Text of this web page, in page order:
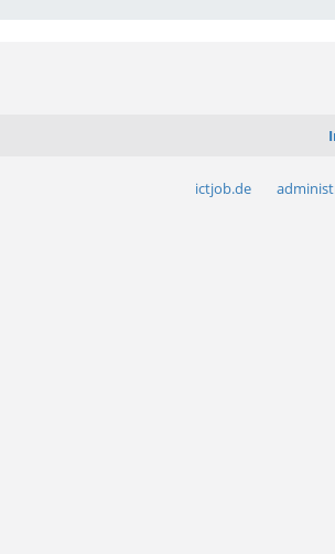
ictjob.de